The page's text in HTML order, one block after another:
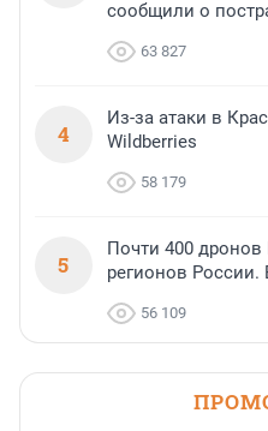
сообщили о
63 827
4
Из-за атаки в
Wildberries
58 179
5
Почти 400
регионов России.
56 109